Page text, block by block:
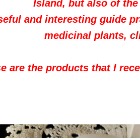
Island, but also of
and interesting guide
medicinal plants,
are the products that I